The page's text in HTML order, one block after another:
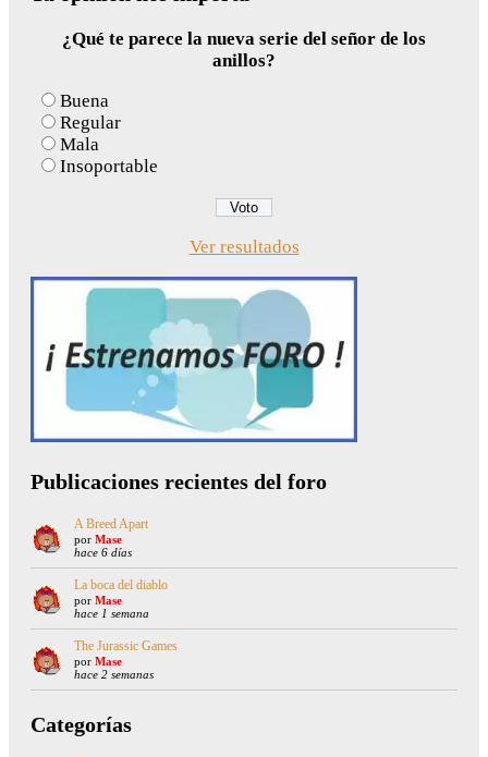
¿Qué te parece la nueva serie del señor de los
anillos?
Buena
Regular
Mala
Insoportable
Ver resultados
Publicaciones recientes del foro
A Breed Apart
por Mase
hace 6 días
La boca del diablo
por Mase
hace 1 semana
The Jurassic Games
por Mase
hace 2 semanas
Categorías